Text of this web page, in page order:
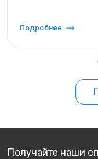
Подробнее
Получайте наши